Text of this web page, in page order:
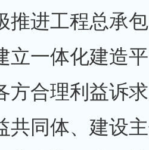
推进工程总承
立一体化建造
方合理利益诉
共同体、建设